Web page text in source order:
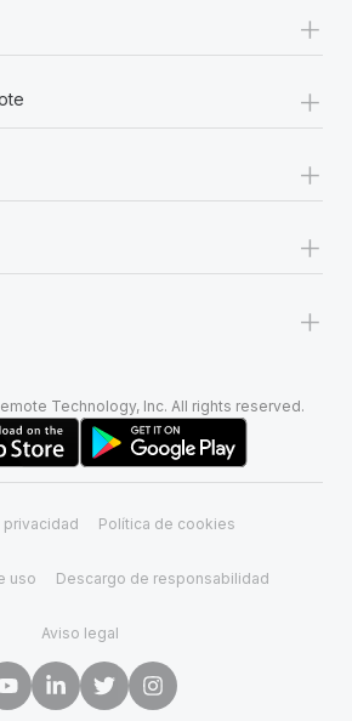
+
+
+
+
+
Technology, Inc. All rights reserved.
privacidad Política de cookies
uso Descargo de responsabilidad
Aviso legal